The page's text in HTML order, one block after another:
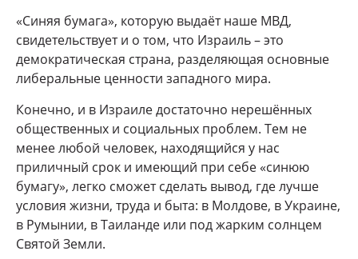
«Синяя бумага», которую выдаёт наше МВД,
свидетельствует и о том, что Израиль – это
демократическая страна, разделяющая основные
либеральные ценности западного мира.
Конечно, и в Израиле достаточно нерешённых
общественных и социальных проблем. Тем не
менее любой человек, находящийся у нас
приличный срок и имеющий при себе «синюю
бумагу», легко сможет сделать вывод, где лучше
условия жизни, труда и быта: в Молдове, в Украине,
в Румынии, в Таиланде или под жарким солнцем
Святой Земли.